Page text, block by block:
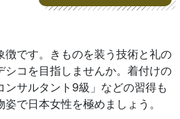
徴です。きものを装う技術と礼の
シコを目指しませんか。着付けの
ンサルタント9級」などの習得も
で日本女性を極めましょう。